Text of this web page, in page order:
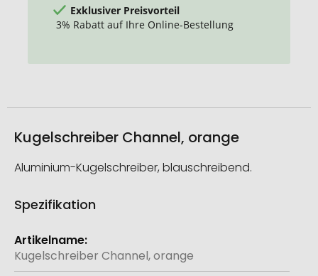
Exklusiver Preisvorteil
3% Rabatt auf Ihre Online-Bestellung
Kugelschreiber Channel, orange
Aluminium-Kugelschreiber, blauschreibend.
Spezifikation
Weitere
Informationen
Kugelschreiber Channel, orange